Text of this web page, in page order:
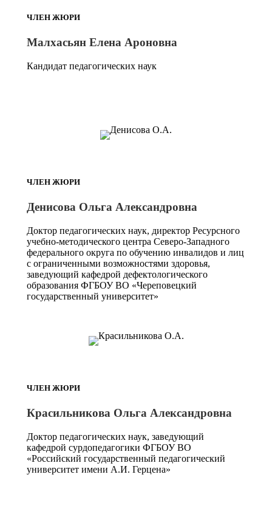
ЧЛЕН ЖЮРИ
Малхасьян Елена Ароновна
Кандидат педагогических наук
ЧЛЕН ЖЮРИ
Денисова Ольга Александровна
Доктор педагогических наук, директор Ресурсного
учебно-методического центра Северо-Западного
федерального округа по обучению инвалидов и лиц
с ограниченными возможностями здоровья,
заведующий кафедрой дефектологического
образования ФГБОУ ВО «Череповецкий
государственный университет»
ЧЛЕН ЖЮРИ
Красильникова Ольга Александровна
Доктор педагогических наук, заведующий
кафедрой сурдопедагогики ФГБОУ ВО
«Российский государственный педагогический
университет имени А.И. Герцена»